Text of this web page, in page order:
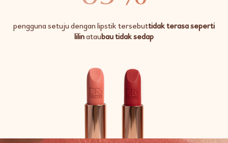
pengguna setuju dengan lipstik tersebuttidak terasa seperti
lilinataubau tidak sedap